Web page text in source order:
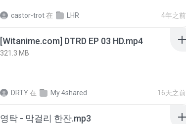
castor-trot在 LHR 4年之前
[Witanime.com] DTRD EP 03 HD.mp4
321.3 MB
DRTY在 My 4shared 16天之前
영탁 - 막걸리 한잔.mp3